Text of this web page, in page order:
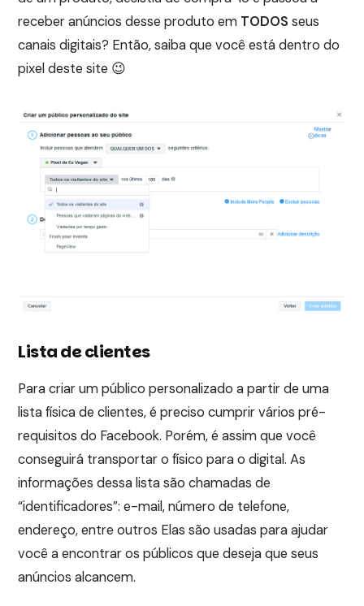
receber anúncios desse produto em TODOS seus
canais digitais? Então, saiba que você está dentro do
pixel deste site 😉
Lista de clientes
Para criar um público personalizado a partir de uma
lista física de clientes, é preciso cumprir vários pré-
requisitos do Facebook. Porém, é assim que você
conseguirá transportar o físico para o digital. As
informações dessa lista são chamadas de
“identificadores”: e-mail, número de telefone,
endereço, entre outros Elas são usadas para ajudar
você a encontrar os públicos que deseja que seus
anúncios alcancem.